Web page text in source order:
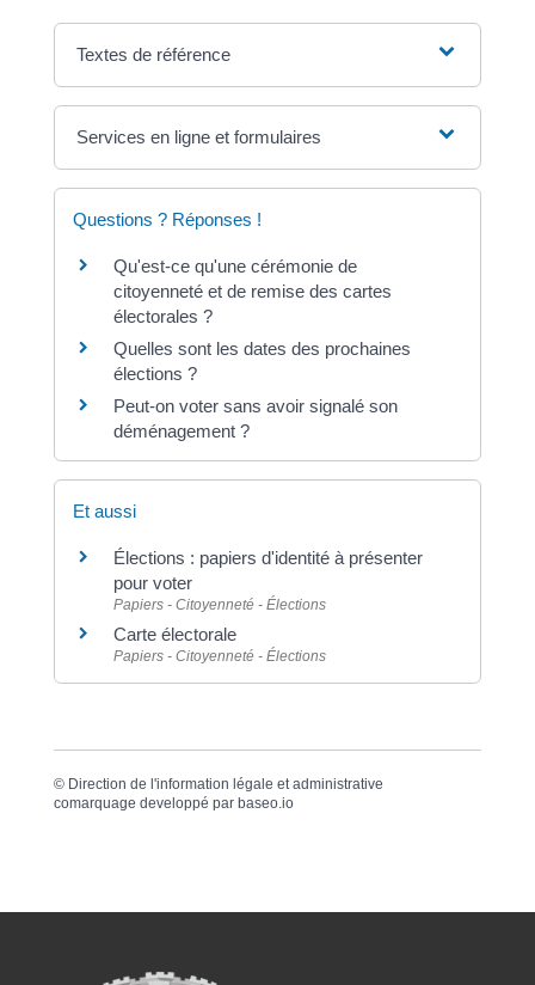
Textes de référence
Services en ligne et formulaires
Questions ? Réponses !
Qu'est-ce qu'une cérémonie de
citoyenneté et de remise des cartes
électorales ?
Quelles sont les dates des prochaines
élections ?
Peut-on voter sans avoir signalé son
déménagement ?
Et aussi
Élections : papiers d'identité à présenter
pour voter
Papiers - Citoyenneté - Élections
Carte électorale
Papiers - Citoyenneté - Élections
© Direction de l'information légale et administrative
comarquage developpé par baseo.io